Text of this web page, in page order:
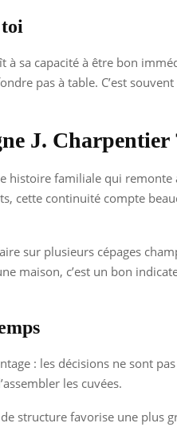
sa capacité à être bon
pas à table. C’est
J. Charpentier
histoire familiale qui remonte
cette continuité compte
sur plusieurs cépages
maison, c’est un bon
: les décisions ne sont
les cuvées.
structure favorise une